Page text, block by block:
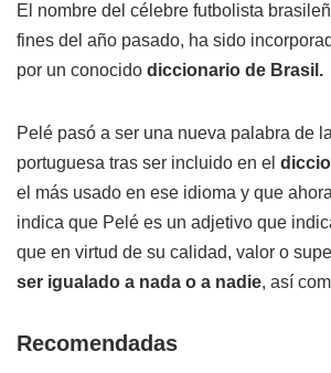
El nombre del célebre futbolista
fines del año pasado, ha sido
por un conocido diccionario de Brasil.
Pelé pasó a ser una nueva palabra de
portuguesa tras ser incluido en el
el más usado en ese idioma y que
indica que Pelé es un adjetivo que
que en virtud de su calidad, valor o
ser igualado a nada o a nadie, así
Recomendadas